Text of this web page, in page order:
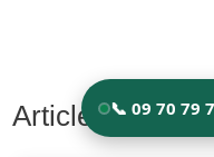
Articles les